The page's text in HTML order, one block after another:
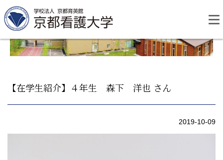
to
【在学生紹介】４年生 森下 洋也 さん
2019-10-09